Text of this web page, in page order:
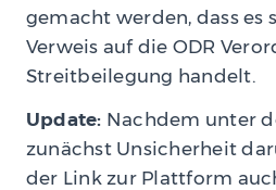
gemacht werden, dass es
Verweis auf die ODR
Streitbeilegung handelt.
Update: Nachdem unter
zunächst Unsicherheit
der Link zur Plattform